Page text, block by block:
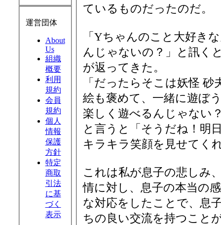
運営団体
About
Us
組織
概要
利用
規約
会員
規約
個人
情報
保護
方針
特定
商取
引法
に基
づく
表示
ているものだったのだ。
「Yちゃんのこと大好き
んじゃないの？」と訊く
が返ってきた。
「だったらそこは妖怪
絵も褒めて、一緒に遊ぼ
楽しく遊べるんじゃない
と言うと「そうだね！明
キラキラ笑顔を見せてく
これは私が息子の悲しみ
情に対し、息子の本当の
な対応をしたことで、息
ちの良い交流を持つこと